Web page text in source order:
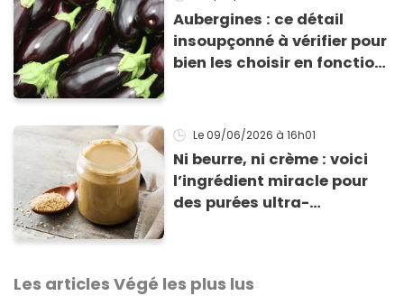
Aubergines : ce détail
insoupçonné à vérifier pour
bien les choisir en fonction
Le 09/06/2026 à 16h01
Ni beurre, ni crème : voici
l’ingrédient miracle pour
des purées ultra-
Les articles Végé les plus lus